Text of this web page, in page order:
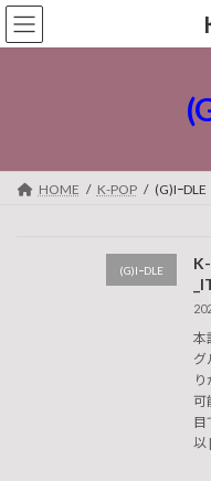
コ
ン
ナ
ビ
HOME K-POP (G)IｰDLE
(G)IｰDLE
本
グ
可
目
以